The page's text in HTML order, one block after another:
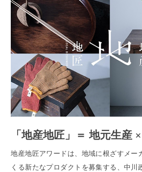
「地産地匠」＝ 地元生産
地産地匠アワードは、地域に根ざすメー
くる新たなプロダクトを募集する、中川